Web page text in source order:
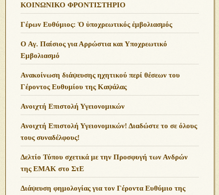
ΚΟΙΝΩΝΙΚΟ ΦΡΟΝΤΙΣΤΗΡΙΟ
Γέρων Ευθύμιος: Ὁ ὑποχρεωτικός ἐμβολιασμός
Ο Αγ. Παίσιος για Αρρώστια και Υποχρεωτικό
Εμβολιασμό
Ανακοίνωση διάψευσης ηχητικού περί θέσεων του
Γέροντος Ευθυμίου της Καψάλας
Ανοιχτή Επιστολή Υγειονομικών
Ανοιχτή Επιστολή Υγειονομικών! Διαδώστε το σε όλους
τους συναδέλφους!
Δελτίο Τύπου σχετικά με την Προσφυγή των Ανδρών
της ΕΜΑΚ στο ΣτΕ
Διάψευση φημολογίας για τον Γέροντα Ευθύμιο της